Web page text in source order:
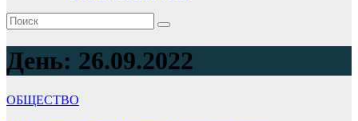
День: 26.09.2022
ОБЩЕСТВО